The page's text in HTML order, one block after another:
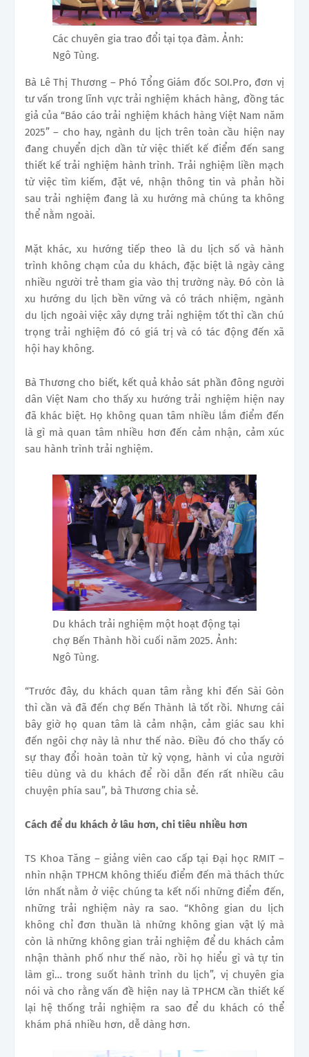
Các chuyên gia trao đổi tại tọa đàm. Ảnh:
Ngô Tùng.
Bà Lê Thị Thương – Phó Tổng Giám đốc SOI.Pro, đơn vị
tư vấn trong lĩnh vực trải nghiệm khách hàng, đồng tác
giả của “Báo cáo trải nghiệm khách hàng Việt Nam năm
2025” – cho hay, ngành du lịch trên toàn cầu hiện nay
đang chuyển dịch dần từ việc thiết kế điểm đến sang
thiết kế trải nghiệm hành trình. Trải nghiệm liền mạch
từ việc tìm kiếm, đặt vé, nhận thông tin và phản hồi
sau trải nghiệm đang là xu hướng mà chúng ta không
thể nằm ngoài.
Mặt khác, xu hướng tiếp theo là du lịch số và hành
trình không chạm của du khách, đặc biệt là ngày càng
nhiều người trẻ tham gia vào thị trường này. Đó còn là
xu hướng du lịch bền vững và có trách nhiệm, ngành
du lịch ngoài việc xây dựng trải nghiệm tốt thì cần chú
trọng trải nghiệm đó có giá trị và có tác động đến xã
hội hay không.
Bà Thương cho biết, kết quả khảo sát phần đông người
dân Việt Nam cho thấy xu hướng trải nghiệm hiện nay
đã khác biệt. Họ không quan tâm nhiều lắm điểm đến
là gì mà quan tâm nhiều hơn đến cảm nhận, cảm xúc
sau hành trình trải nghiệm.
Du khách trải nghiệm một hoạt động tại
chợ Bến Thành hồi cuối năm 2025. Ảnh:
Ngô Tùng.
“Trước đây, du khách quan tâm rằng khi đến Sài Gòn
thì cần và đã đến chợ Bến Thành là tốt rồi. Nhưng cái
bây giờ họ quan tâm là cảm nhận, cảm giác sau khi
đến ngôi chợ này là như thế nào. Điều đó cho thấy có
sự thay đổi hoàn toàn từ kỳ vọng, hành vi của người
tiêu dùng và du khách để rồi dẫn đến rất nhiều câu
chuyện phía sau”, bà Thương chia sẻ.
Cách để du khách ở lâu hơn, chi tiêu nhiều hơn
TS Khoa Tăng – giảng viên cao cấp tại Đại học RMIT –
nhìn nhận TPHCM không thiếu điểm đến mà thách thức
lớn nhất nằm ở việc chúng ta kết nối những điểm đến,
những trải nghiệm này ra sao. “Không gian du lịch
không chỉ đơn thuần là những không gian vật lý mà
còn là những không gian trải nghiệm để du khách cảm
nhận thành phố như thế nào, rồi họ hiểu gì và tự tin
làm gì… trong suốt hành trình du lịch”, vị chuyên gia
nói và cho rằng vấn đề hiện nay là TPHCM cần thiết kế
lại hệ thống trải nghiệm ra sao để du khách có thể
khám phá nhiều hơn, dễ dàng hơn.